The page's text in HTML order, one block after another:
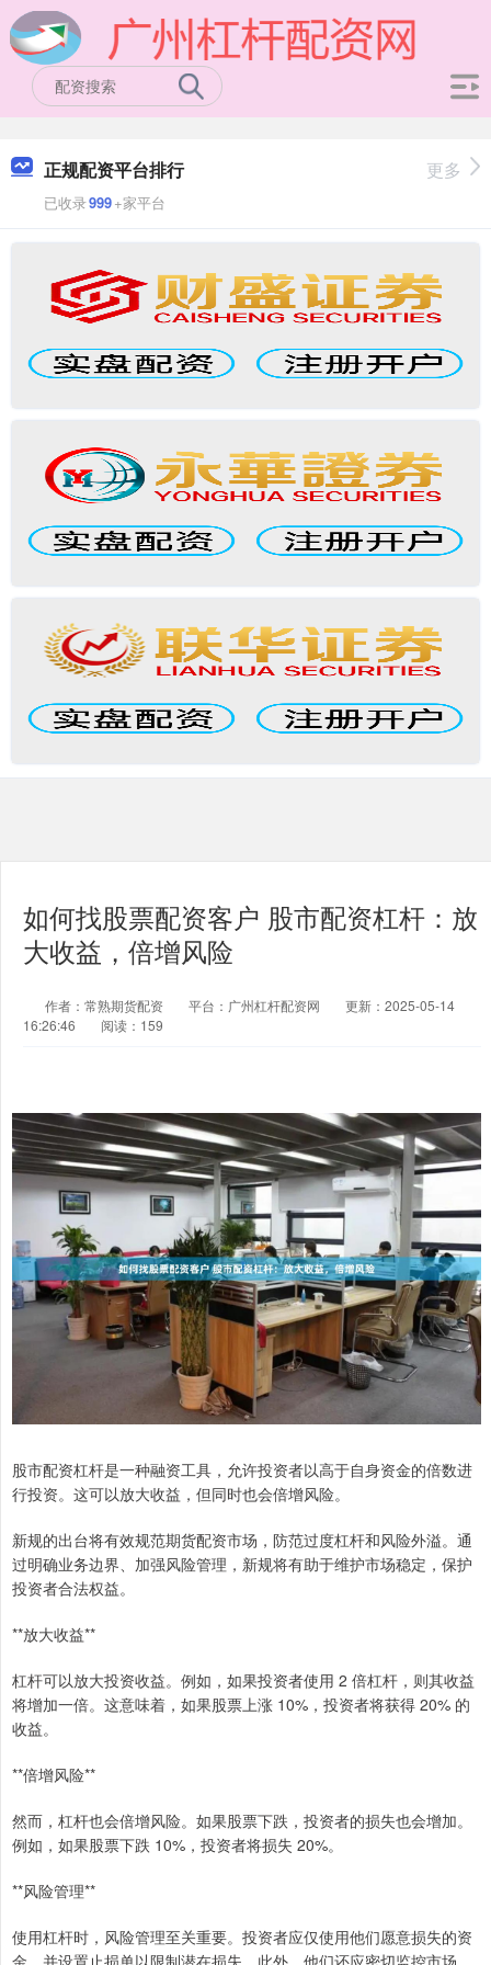
正规配资平台排行
已收录999+家平台
更多
如何找股票配资客户 股市配资杠杆：放
大收益，倍增风险
作者：常熟期货配资 平台：广州杠杆配资网
更新：2025-05-14
16:26:46
阅读：159
股市配资杠杆是一种融资工具，允许投资者以高于自身资金的倍数进
行投资。这可以放大收益，但同时也会倍增风险。
新规的出台将有效规范期货配资市场，防范过度杠杆和风险外溢。通
过明确业务边界、加强风险管理，新规将有助于维护市场稳定，保护
投资者合法权益。
**放大收益**
杠杆可以放大投资收益。例如，如果投资者使用 2 倍杠杆，则其收益
将增加一倍。这意味着，如果股票上涨 10%，投资者将获得 20% 的
收益。
**倍增风险**
然而，杠杆也会倍增风险。如果股票下跌，投资者的损失也会增加。
例如，如果股票下跌 10%，投资者将损失 20%。
**风险管理**
使用杠杆时，风险管理至关重要。投资者应仅使用他们愿意损失的资